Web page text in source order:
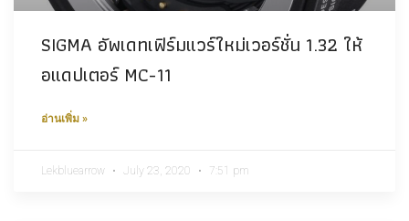
SIGMA อัพเดทเฟิร์มแวร์ใหม่เวอร์ชั่น 1.32 ให้
อแดปเตอร์ MC-11
อ่านเพิ่ม »
Lekbluearrow July 23, 2020 7:51 pm